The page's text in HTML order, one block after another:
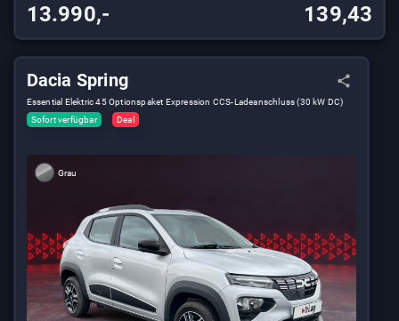
13.990,- 139,43
Dacia Spring
Essential Elektric 45 Optionspaket Expression CCS-Ladeanschluss (30 kW DC)
Sofort verfügbar
Deal
Grau